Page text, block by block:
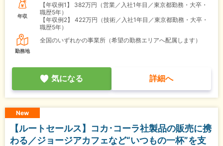
年収
【年収例1】
382万円（営業／入社1年目／東京都勤務・大卒・
職歴5年）
【年収例2】
422万円（技術／入社1年目／東京都勤務・大卒・
職歴5年）
勤務地
全国のいずれかの事業所（希望の勤務エリアへ配属します）
気になる 詳細へ
New
【ルートセールス】コカ･コーラ社製品の販売に携
わる／ジョージアカフェなど“いつもの一杯”を支